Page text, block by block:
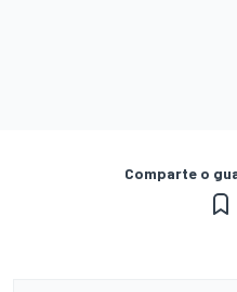
Comparte o